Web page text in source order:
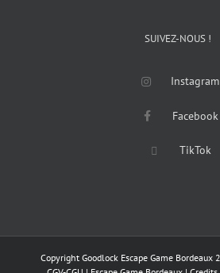
SUIVEZ-NOUS !
Instagram
Facebook
TikTok
Copyright Goodlock Escape Game Bordeaux